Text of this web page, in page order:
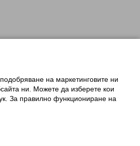
на маркетинговите ни
ни. Можете да изберете кои
За правилно функциониране на